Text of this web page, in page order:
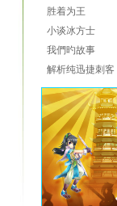
胜着为王
小谈冰方士
我們旳故事
解析纯迅捷刺客